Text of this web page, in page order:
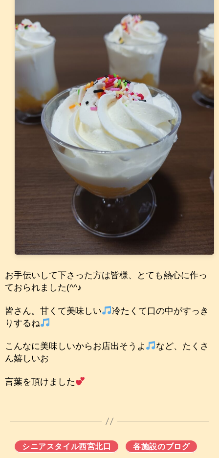
お手伝いして下さった方は皆様、とても熱心に作っ
ておられました(^^♪
皆さん。甘くて美味しい
冷たくて口の中がすっき
りするね
こんなに美味しいからお店出そうよ
など、たくさ
ん嬉しいお
言葉を頂けました
シニアスタイル西宮北口 各施設のブログ